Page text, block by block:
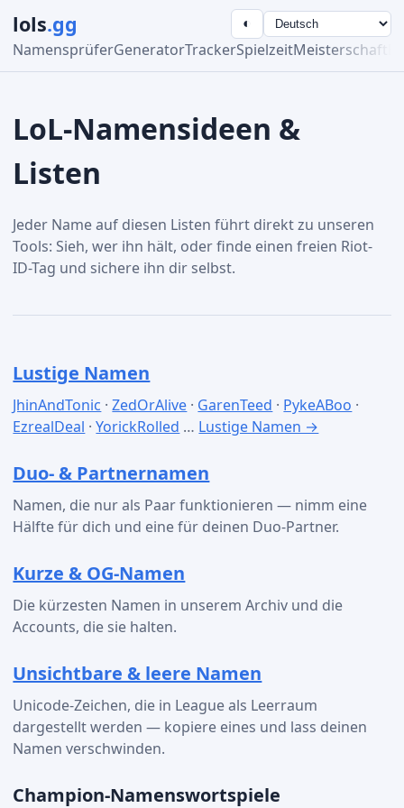
lols.gg
NamensprüferGeneratorTrackerSpielzeitMeisterschaft
◐
LoL-Namensideen &
Listen
Jeder Name auf diesen Listen führt direkt zu unseren
Tools: Sieh, wer ihn hält, oder finde einen freien Riot-
ID-Tag und sichere ihn dir selbst.
Lustige Namen
JhinAndTonic ·ZedOrAlive · GarenTeed · PykeABoo ·
EzrealDeal ·YorickRolled … Lustige Namen →
Duo- & Partnernamen
Namen, die nur als Paar funktionieren — nimm eine
Hälfte für dich und eine für deinen Duo-Partner.
Kurze & OG-Namen
Die kürzesten Namen in unserem Archiv und die
Accounts, die sie halten.
Unsichtbare & leere Namen
Unicode-Zeichen, die in League als Leerraum
dargestellt werden — kopiere eines und lass deinen
Namen verschwinden.
Champion-Namenswortspiele